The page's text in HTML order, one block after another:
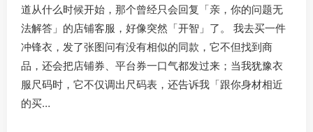
道从什么时候开始，那个曾经只会回复「亲，你的问题无
法解答」的店铺客服，好像突然「开智」了。 我去买一件
冲锋衣，发了张图问有没有相似的同款，它不但找到商
品，还会把店铺券、平台券一口气都发过来；当我犹豫衣
服尺码时，它不仅调出尺码表，还告诉我「跟你身材相近
的买…